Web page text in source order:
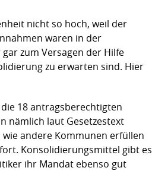
nicht so hoch, weil der
waren in der
zum Versagen der Hilfe
zu erwarten sind. Hier
18 antragsberechtigten
nämlich laut Gesetzestext
andere Kommunen erfüllen
Konsolidierungsmittel gibt es
ihr Mandat ebenso gut